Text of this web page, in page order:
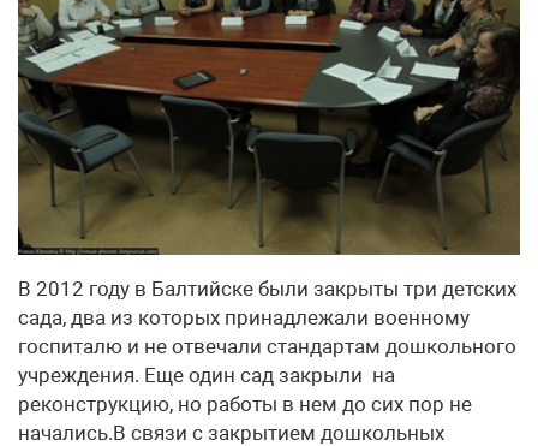
В 2012 году в Балтийске были закрыты три детских
сада, два из которых принадлежали военному
госпиталю и не отвечали стандартам дошкольного
учреждения. Еще один сад закрыли на
реконструкцию, но работы в нем до сих пор не
начались.В связи с закрытием дошкольных